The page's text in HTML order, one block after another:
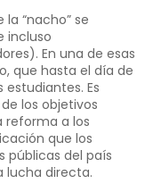
“nacho” se
incluso
En una de esas
que hasta el día de
Es
los objetivos
reforma a los
que los
públicas del país
lucha directa.